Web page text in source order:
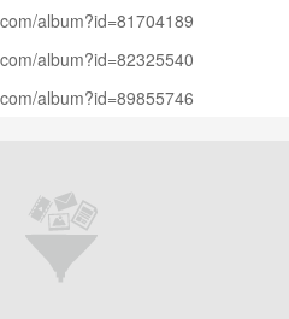
album?id=81704189
album?id=82325540
album?id=89855746